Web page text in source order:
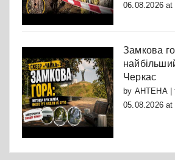
06.08.2026 at
Замкова
Черкас
by АНТЕНА |
05.08.2026 at